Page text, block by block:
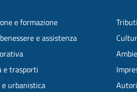
e formazione
e assistenza
e trasporti
urbanistica